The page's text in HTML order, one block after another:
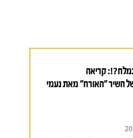
קריאה
השיר "האורח" מאת נעמי